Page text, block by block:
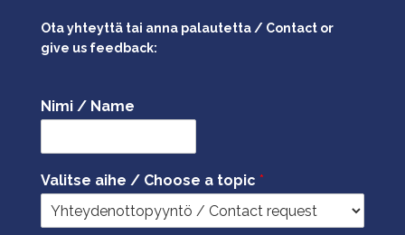
Ota yhteyttä tai anna palautetta / Contact or
give us feedback:
Nimi / Name
Valitse aihe / Choose a topic *